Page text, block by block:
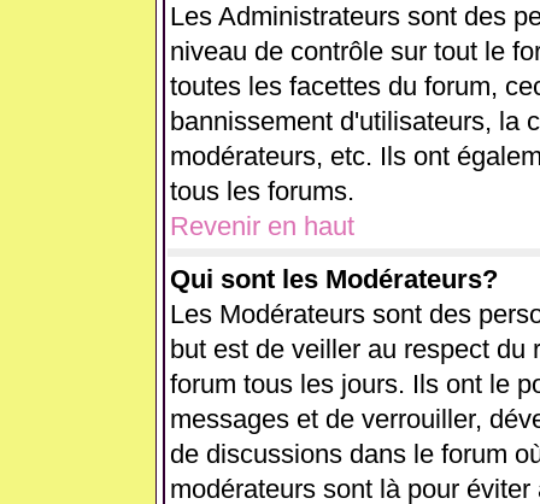
Les Administrateurs sont des
niveau de contrôle sur tout le
toutes les facettes du forum,
bannissement d'utilisateurs, la
modérateurs, etc. Ils ont
tous les forums.
Revenir en haut
Qui sont les Modérateurs?
Les Modérateurs sont des
but est de veiller au respect du
forum tous les jours. Ils ont le
messages et de verrouiller,
de discussions dans le forum
modérateurs sont là pour